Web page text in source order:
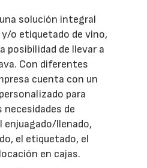
solución integral
o etiquetado de vino,
posibilidad de llevar a
Con diferentes
cuenta con un
para
de
enjuagado/llenado,
el etiquetado, el
en cajas.